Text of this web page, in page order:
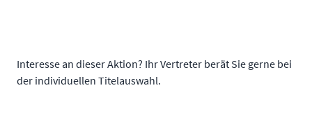
Interesse an dieser Aktion? Ihr Vertreter berät Sie gerne bei
der individuellen Titelauswahl.